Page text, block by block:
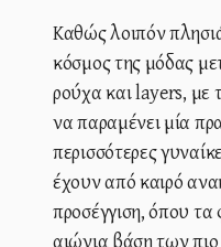
Καθώς λοιπόν
κόσμος της μόδας
ρούχα και layers, με
να παραμένει μία
περισσότερες
έχουν από καιρό
προσέγγιση, όπου